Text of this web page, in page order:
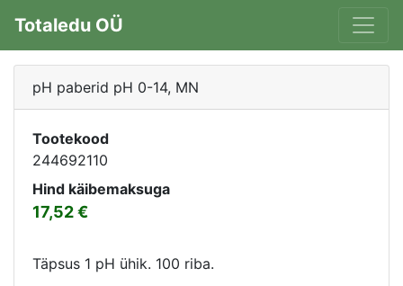
Totaledu OÜ
pH paberid pH 0-14, MN
Tootekood
244692110
Hind käibemaksuga
17,52
Täpsus 1 pH ühik. 100 riba.